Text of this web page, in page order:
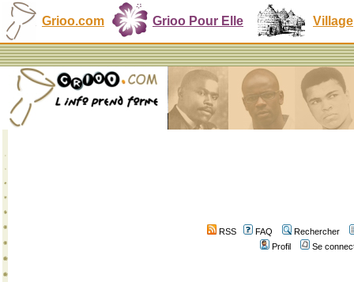
Grioo.com Grioo Pour Elle Village
RSS FAQ
Rechercher
Profil
Se